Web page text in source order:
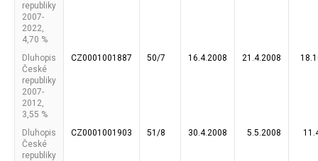
republiky
2007-
2022,
4,70 %
Dluhopis
České
republiky
2007-
2012,
3,55 %
CZ0001001887 50/7 16.4.2008 21.4.2008
Dluhopis
České
republiky
CZ0001001903 51/8 30.4.2008 5.5.2008